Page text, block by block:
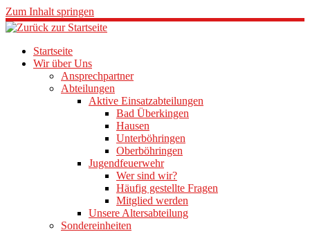
Zum Inhalt springen
Startseite
Wir über Uns
Ansprechpartner
Abteilungen
Aktive Einsatzabteilungen
Bad Überkingen
Hausen
Unterböhringen
Oberböhringen
Jugendfeuerwehr
Wer sind wir?
Häufig gestellte Fragen
Mitglied werden
Unsere Altersabteilung
Sondereinheiten